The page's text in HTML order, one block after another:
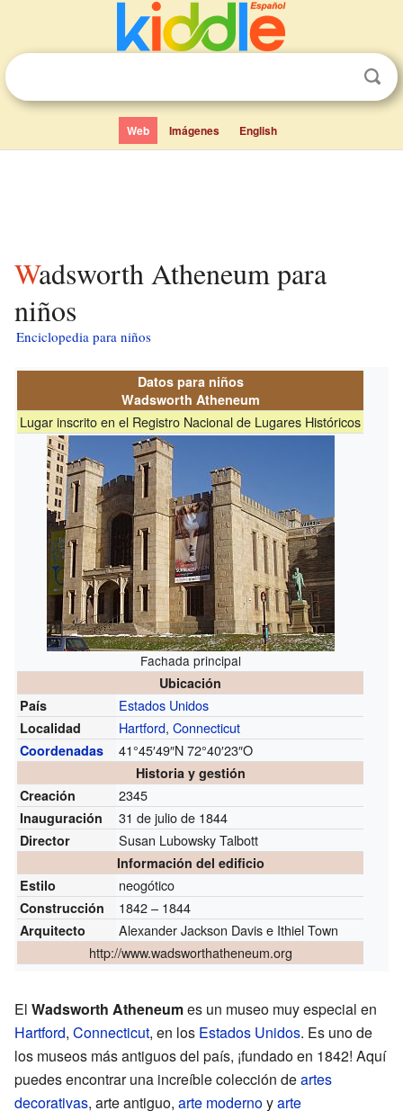
Web Imágenes English
Wadsworth Atheneum para
niños
Enciclopedia para niños
Datos para niños
Wadsworth Atheneum
Lugar inscrito en el Registro Nacional de Lugares Históricos
Fachada principal
Ubicación
País
Estados Unidos
Localidad Hartford,Connecticut
Coordenadas 41°45′49″N72°40′23″O
Historia y gestión
Creación
2345
Inauguración 31 de julio de 1844
Director Susan Lubowsky Talbott
Información del edificio
Estilo
neogótico
Construcción 1842 – 1844
Arquitecto
Alexander Jackson Davis e Ithiel Town
http://www.wadsworthatheneum.org
El Wadsworth Atheneumes un museo muy especial en
Hartford, Connecticut, en los Estados Unidos. Es uno de
los museos más antiguos del país, ¡fundado en 1842! Aquí
puedes encontrar una increíble colección deartes
decorativas, arte antiguo, arte modernoyarte